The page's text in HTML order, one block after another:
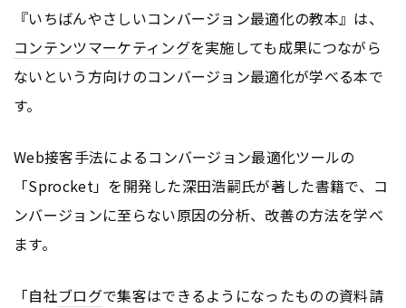
『いちばんやさしいコンバージョン最適化の教本』は、
コンテンツマーケティングを実施しても成果につながら
ないという方向けのコンバージョン最適化が学べる本で
す。
Web接客手法によるコンバージョン最適化ツールの
「Sprocket」を開発した深田浩嗣氏が著した書籍で、コ
ンバージョンに至らない原因の分析、改善の方法を学べ
ます。
「自社ブログで集客はできるようになったものの資料請